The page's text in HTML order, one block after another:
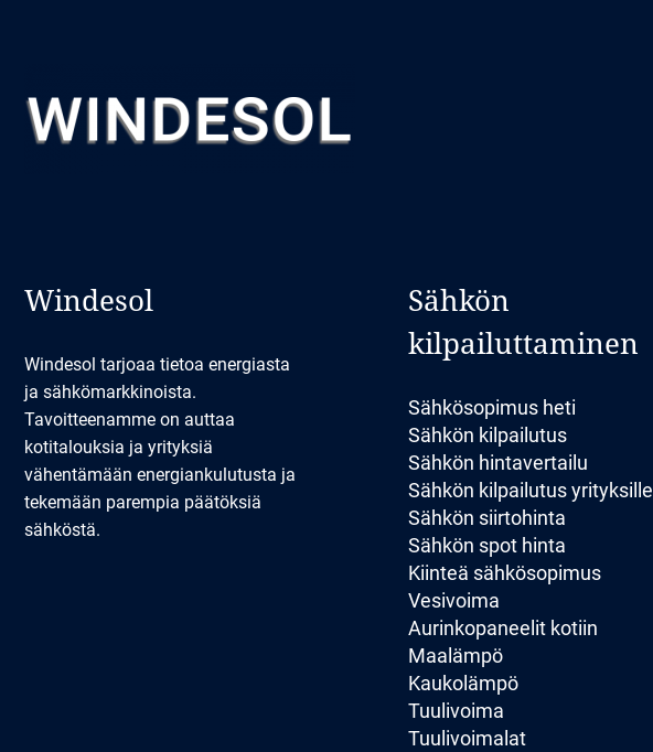
Windesol
Windesol tarjoaa tietoa energiasta
ja sähkömarkkinoista.
Tavoitteenamme on auttaa
kotitalouksia ja yrityksiä
vähentämään energiankulutusta ja
tekemään parempia päätöksiä
sähköstä.
Sähkön
kilpailuttaminen
Sähkösopimus heti
Sähkön kilpailutus
Sähkön hintavertailu
Sähkön kilpailutus yrityksille
Sähkön siirtohinta
Sähkön spot hinta
Kiinteä sähkösopimus
Vesivoima
Aurinkopaneelit kotiin
Maalämpö
Kaukolämpö
Tuulivoima
Tuulivoimalat